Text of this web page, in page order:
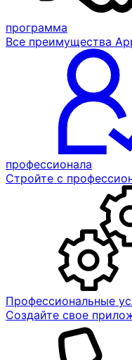
программа
Все преимущества
профессионала
Стройте с
Профессиональные
Создайте свое